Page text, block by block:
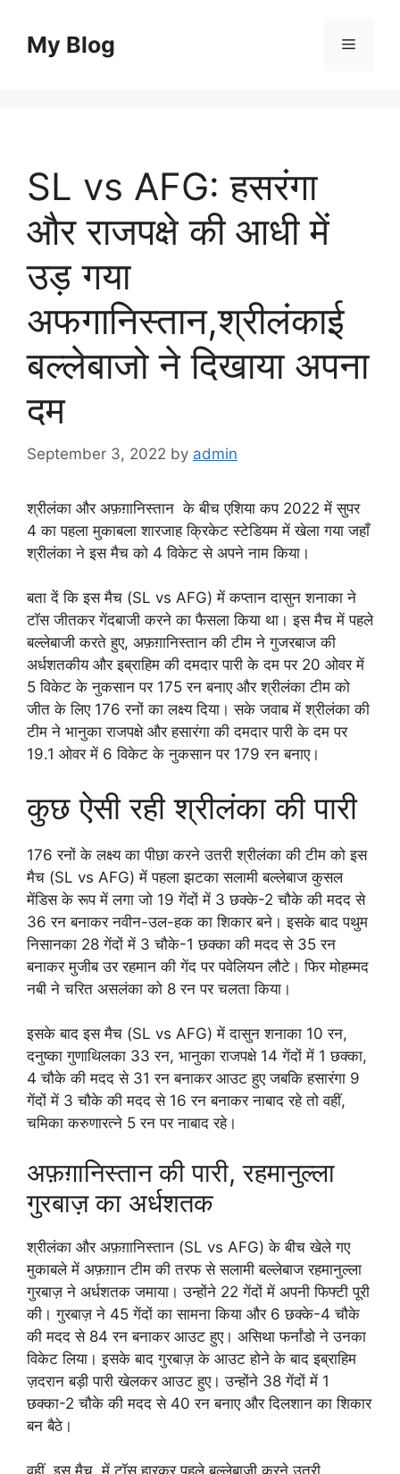
contentMy Blog Menu
SL vs AFG: हसरंगा
और राजपक्षे की आधी में
उड़ गया
अफगानिस्तान,श्रीलंकाई
बल्लेबाजो ने दिखाया अपना
दम
September 3, 2022 by admin
श्रीलंका और अफ़ग़ानिस्तान के बीच एशिया कप 2022 में सुपर
4 का पहला मुकाबला शारजाह क्रिकेट स्टेडियम में खेला गया जहाँ
श्रीलंका ने इस मैच को 4 विकेट से अपने नाम किया।
बता दें कि इस मैच (SL vs AFG) में कप्तान दासुन शनाका ने
टॉस जीतकर गेंदबाजी करने का फैसला किया था। इस मैच में पहले
बल्लेबाजी करते हुए, अफ़ग़ानिस्तान की टीम ने गुजरबाज की
अर्धशतकीय और इब्राहिम की दमदार पारी के दम पर 20 ओवर में
5 विकेट के नुकसान पर 175 रन बनाए और श्रीलंका टीम को
जीत के लिए 176 रनों का लक्ष्य दिया। सके जवाब में श्रीलंका की
टीम ने भानुका राजपक्षे और हसारंगा की दमदार पारी के दम पर
19.1 ओवर में 6 विकेट के नुकसान पर 179 रन बनाए।
कुछ ऐसी रही श्रीलंका की पारी
176 रनों के लक्ष्य का पीछा करने उतरी श्रीलंका की टीम को इस
मैच (SL vs AFG) में पहला झटका सलामी बल्लेबाज कुसल
मेंडिस के रूप में लगा जो 19 गेंदों में 3 छक्के-2 चौके की मदद से
36 रन बनाकर नवीन-उल-हक का शिकार बने। इसके बाद पथुम
निसानका 28 गेंदों में 3 चौके-1 छक्का की मदद से 35 रन
बनाकर मुजीब उर रहमान की गेंद पर पवेलियन लौटे। फिर मोहम्मद
नबी ने चरित असलंका को 8 रन पर चलता किया।
इसके बाद इस मैच (SL vs AFG) में दासुन शनाका 10 रन,
दनुष्का गुणाथिलका 33 रन, भानुका राजपक्षे 14 गेंदों में 1 छक्का,
4 चौके की मदद से 31 रन बनाकर आउट हुए जबकि हसारंगा 9
गेंदों में 3 चौके की मदद से 16 रन बनाकर नाबाद रहे तो वहीं,
चमिका करुणारत्ने 5 रन पर नाबाद रहे।
अफ़ग़ानिस्तान की पारी, रहमानुल्ला
गुरबाज़ का अर्धशतक
श्रीलंका और अफ़ग़ानिस्तान (SL vs AFG) के बीच खेले गए
मुकाबले में अफ़ग़ान टीम की तरफ से सलामी बल्लेबाज रहमानुल्ला
गुरबाज़ ने अर्धशतक जमाया। उन्होंने 22 गेंदों में अपनी फिफ्टी पूरी
की। गुरबाज़ ने 45 गेंदों का सामना किया और 6 छक्के-4 चौके
की मदद से 84 रन बनाकर आउट हुए। असिथा फर्नांडो ने उनका
विकेट लिया। इसके बाद गुरबाज़ के आउट होने के बाद इब्राहिम
ज़दरान बड़ी पारी खेलकर आउट हुए। उन्होंने 38 गेंदों में 1
छक्का-2 चौके की मदद से 40 रन बनाए और दिलशान का शिकार
बन बैठे।
वहीं, इस मैच में टॉस हारकर पहले बल्लेबाजी करने उतरी